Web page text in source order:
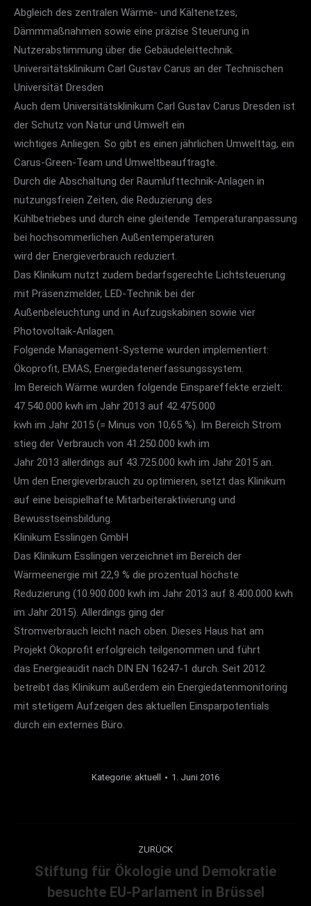
Abgleich des zentralen Wärme- und Kältenetzes,
Dämmmaßnahmen sowie eine präzise Steuerung in
Nutzerabstimmung über die Gebäudeleittechnik.
Universitätsklinikum Carl Gustav Carus an der Technischen
Universität Dresden
Auch dem Universitätsklinikum Carl Gustav Carus Dresden ist
der Schutz von Natur und Umwelt ein
wichtiges Anliegen. So gibt es einen jährlichen Umwelttag, ein
Carus-Green-Team und Umweltbeauftragte.
Durch die Abschaltung der Raumlufttechnik-Anlagen in
nutzungsfreien Zeiten, die Reduzierung des
Kühlbetriebes und durch eine gleitende Temperaturanpassung
bei hochsommerlichen Außentemperaturen
wird der Energieverbrauch reduziert.
Das Klinikum nutzt zudem bedarfsgerechte Lichtsteuerung
mit Präsenzmelder, LED-Technik bei der
Außenbeleuchtung und in Aufzugskabinen sowie vier
Photovoltaik-Anlagen.
Folgende Management-Systeme wurden implementiert:
Ökoprofit, EMAS, Energiedatenerfassungssystem.
Im Bereich Wärme wurden folgende Einspareffekte erzielt:
47.540.000 kwh im Jahr 2013 auf 42.475.000
kwh im Jahr 2015 (= Minus von 10,65 %). Im Bereich Strom
stieg der Verbrauch von 41.250.000 kwh im
Jahr 2013 allerdings auf 43.725.000 kwh im Jahr 2015 an.
Um den Energieverbrauch zu optimieren, setzt das Klinikum
auf eine beispielhafte Mitarbeiteraktivierung und
Bewusstseinsbildung.
Klinikum Esslingen GmbH
Das Klinikum Esslingen verzeichnet im Bereich der
Wärmeenergie mit 22,9 % die prozentual höchste
Reduzierung (10.900.000 kwh im Jahr 2013 auf 8.400.000 kwh
im Jahr 2015). Allerdings ging der
Stromverbrauch leicht nach oben. Dieses Haus hat am
Projekt Ökoprofit erfolgreich teilgenommen und führt
das Energieaudit nach DIN EN 16247-1 durch. Seit 2012
betreibt das Klinikum außerdem ein Energiedatenmonitoring
mit stetigem Aufzeigen des aktuellen Einsparpotentials
durch ein externes Büro.
Kategorie: aktuell 1. Juni 2016
Kommentarnavigation
ZURÜCK
Vorheriger
Beitrag:
Stiftung für Ökologie und Demokratie
besuchte EU-Parlament in Brüssel